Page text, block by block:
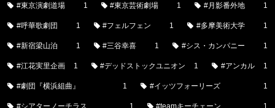
#東京演劇道場 1 #東京芸術劇場 1 #月影番外地 1
#呼華歌劇団 1 #フェルフェン 1 #多摩美術大学 1
#新宿梁山泊 1 #三谷幸喜 1 #シス・カンパニー 1
#江花実里企画 1 #デッドストックユニオン 1 #アンカル 1
#劇団『横浜組曲』 1 #イッツフォーリーズ 1
#シアターノーチラス 1 #teamキーチェーン 1